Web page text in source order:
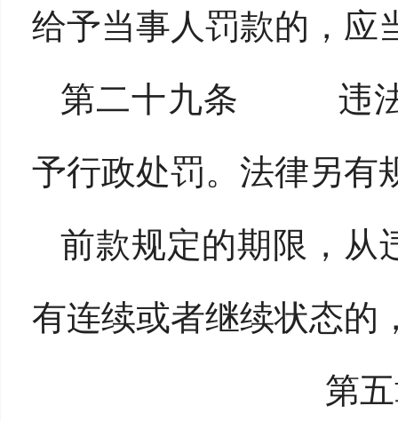
给予当事人罚款的，应
第二十九条 违法
予行政处罚。法律另有
前款规定的期限，从
有连续或者继续状态的
第